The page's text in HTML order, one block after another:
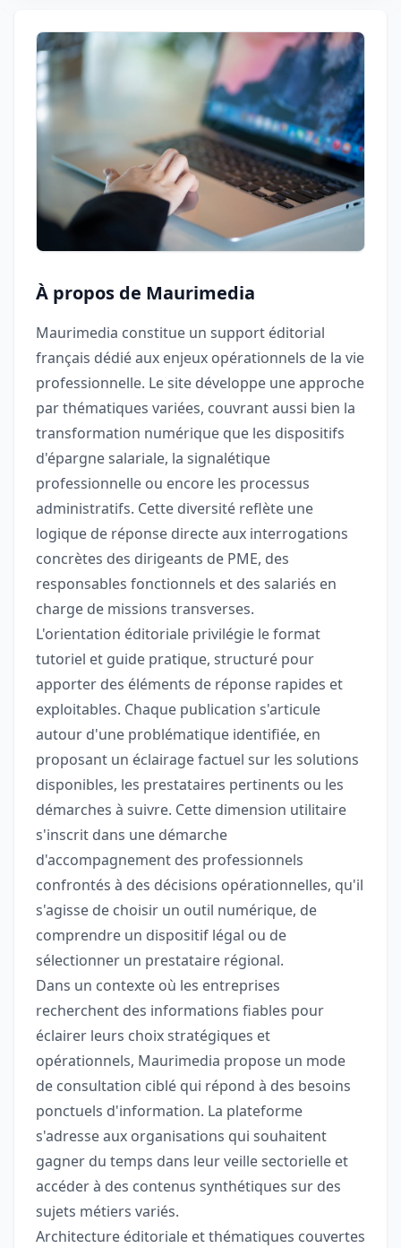
À propos de Maurimedia
Maurimedia constitue un support éditorial
français dédié aux enjeux opérationnels de la vie
professionnelle. Le site développe une approche
par thématiques variées, couvrant aussi bien la
transformation numérique que les dispositifs
d'épargne salariale, la signalétique
professionnelle ou encore les processus
administratifs. Cette diversité reflète une
logique de réponse directe aux interrogations
concrètes des dirigeants de PME, des
responsables fonctionnels et des salariés en
charge de missions transverses.
L'orientation éditoriale privilégie le format
tutoriel et guide pratique, structuré pour
apporter des éléments de réponse rapides et
exploitables. Chaque publication s'articule
autour d'une problématique identifiée, en
proposant un éclairage factuel sur les solutions
disponibles, les prestataires pertinents ou les
démarches à suivre. Cette dimension utilitaire
s'inscrit dans une démarche
d'accompagnement des professionnels
confrontés à des décisions opérationnelles, qu'il
s'agisse de choisir un outil numérique, de
comprendre un dispositif légal ou de
sélectionner un prestataire régional.
Dans un contexte où les entreprises
recherchent des informations fiables pour
éclairer leurs choix stratégiques et
opérationnels, Maurimedia propose un mode
de consultation ciblé qui répond à des besoins
ponctuels d'information. La plateforme
s'adresse aux organisations qui souhaitent
gagner du temps dans leur veille sectorielle et
accéder à des contenus synthétiques sur des
sujets métiers variés.
Architecture éditoriale et thématiques couvertes